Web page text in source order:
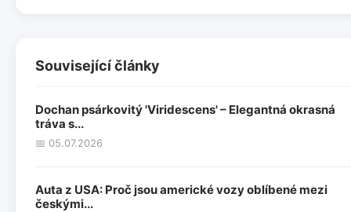
Související články
Dochan psárkovitý 'Viridescens' – Elegantná okrasná
tráva s...
📅 05.07.2026
Auta z USA: Proč jsou americké vozy oblíbené mezi
českými...